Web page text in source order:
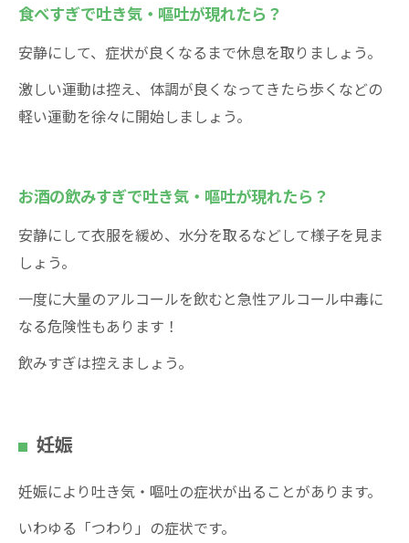
食べすぎで吐き気・嘔吐が現れたら？
安静にして、症状が良くなるまで休息を取りましょう。
激しい運動は控え、体調が良くなってきたら歩くなどの
軽い運動を徐々に開始しましょう。
お酒の飲みすぎで吐き気・嘔吐が現れたら？
安静にして衣服を緩め、水分を取るなどして様子を見ま
しょう。
一度に大量のアルコールを飲むと急性アルコール中毒に
なる危険性もあります！
飲みすぎは控えましょう。
妊娠
妊娠により吐き気・嘔吐の症状が出ることがあります。
いわゆる「つわり」の症状です。